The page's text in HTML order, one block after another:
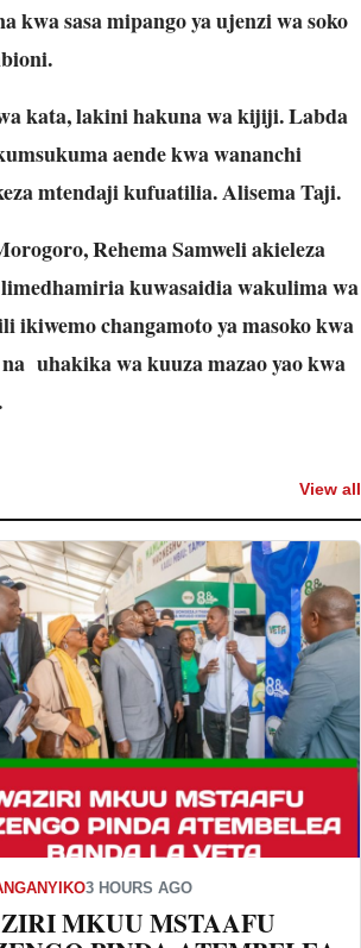
sasa mipango ya ujenzi wa soko
kata, lakini hakuna wa kijiji. Labda
aende kwa wananchi
mtendaji kufuatilia. Alisema Taji.
Rehema Samweli akieleza
kuwasaidia wakulima wa
changamoto ya masoko kwa
uhakika wa kuuza mazao yao kwa
View all
3 HOURS AGO
MKUU MSTAAFU